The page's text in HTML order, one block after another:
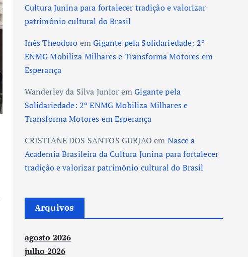
Cultura Junina para fortalecer tradição e valorizar
patrimônio cultural do Brasil
Inês Theodoro emGigante pela Solidariedade: 2º
ENMG Mobiliza Milhares e Transforma Motores em
Esperança
Wanderley da Silva Junior emGigante pela
Solidariedade: 2º ENMG Mobiliza Milhares e
Transforma Motores em Esperança
CRISTIANE DOS SANTOS GURJAO em Nasce a
Academia Brasileira da Cultura Junina para fortalecer
tradição e valorizar patrimônio cultural do Brasil
Arquivos
agosto 2026
julho 2026